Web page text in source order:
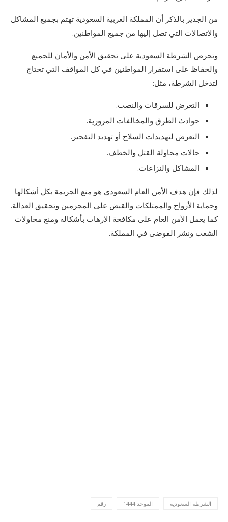
من الجدير بالذكر أن المملكة العربية السعودية تهتم بجميع المشاكل
والاتصالات التي تصل إليها من جميع المواطنين.
وتحرص الشرطة السعودية على تحقيق الأمن والأمان للجميع
والحفاظ على استقرار المواطنين في كل المواقف التي تحتاج
لتدخل الشرطة، مثل:
التعرض للسرقات والنصب.
حوادث الطرق والمخالفات المرورية.
التعرض لتهديدات السلاح أو تهديد التفجير.
حالات محاولة القتل والخطف.
المشاكل والنزاعات.
لذلك فإن هدف الأمن العام السعودي هو منع الجريمة بكل أشكالها
وحماية الأرواح والممتلكات والقبض على المجرمين وتحقيق العدالة.
كما يعمل الأمن العام على مكافحة الإرهاب بأشكاله ومنع محاولات
الشغب ونشر الفوضى في المملكة.
الشرطة السعودية الموحد 1444 رقم